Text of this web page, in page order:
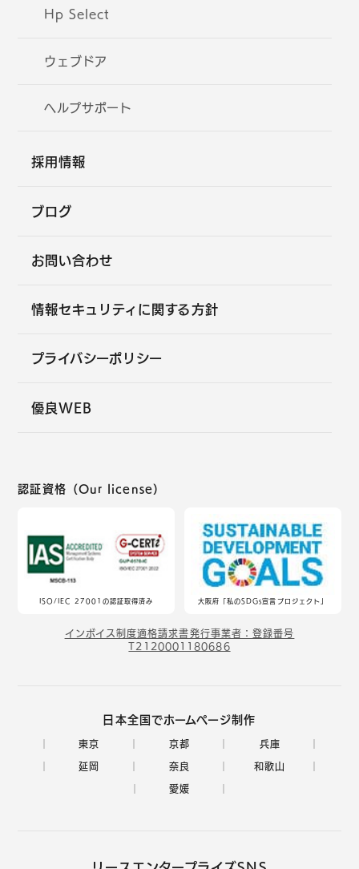
Hp Select
ウェブドア
ヘルプサポート
採用情報
ブログ
お問い合わせ
情報セキュリティに関する方針
プライバシーポリシー
優良WEB
認証資格（Our license）
ISO/IEC 27001の認証取得済み 大阪府「私のSDGs宣言プロジェクト」
インボイス制度適格請求書発行事業者：登録番号
T2120001180686
日本全国でホームページ制作
東京 京都 兵庫
延岡 奈良 和歌山
愛媛